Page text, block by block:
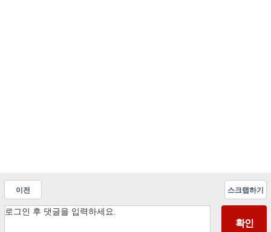
이전 스크랩하기